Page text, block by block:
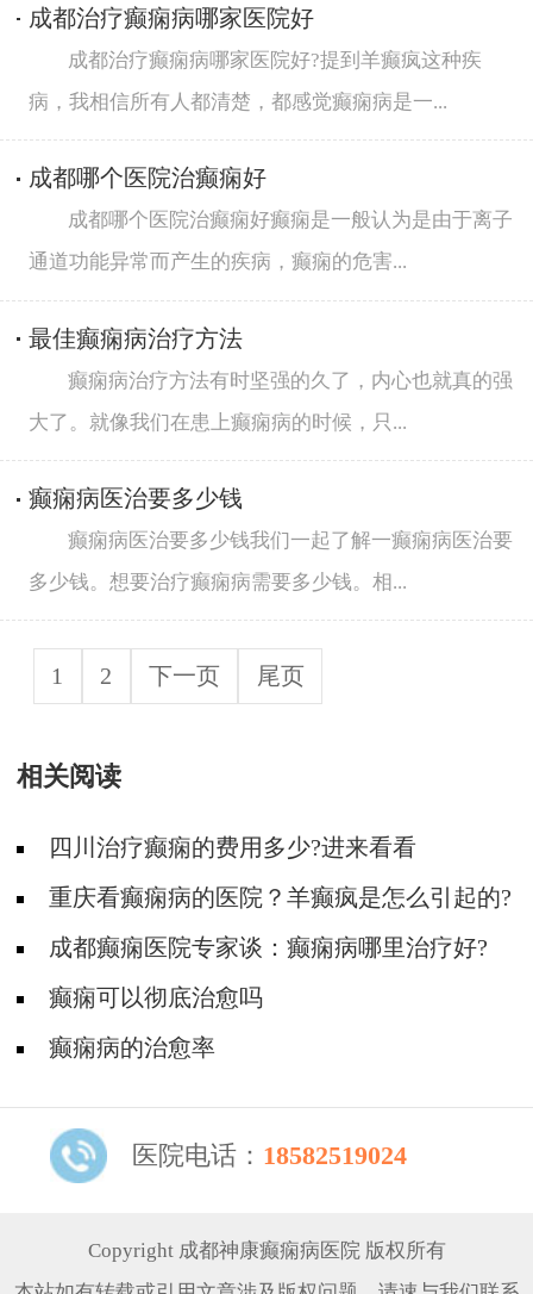
成都治疗癫痫病哪家医院好
成都治疗癫痫病哪家医院好?提到羊癫疯这种疾
病，我相信所有人都清楚，都感觉癫痫病是一...
成都哪个医院治癫痫好
成都哪个医院治癫痫好癫痫是一般认为是由于离子
通道功能异常而产生的疾病，癫痫的危害...
最佳癫痫病治疗方法
癫痫病治疗方法有时坚强的久了，内心也就真的强
大了。就像我们在患上癫痫病的时候，只...
癫痫病医治要多少钱
癫痫病医治要多少钱我们一起了解一癫痫病医治要
多少钱。想要治疗癫痫病需要多少钱。相...
1 2 下一页 尾页
相关阅读
四川治疗癫痫的费用多少?进来看看
重庆看癫痫病的医院？羊癫疯是怎么引起的?
成都癫痫医院专家谈：癫痫病哪里治疗好?
癫痫可以彻底治愈吗
癫痫病的治愈率
医院电话： 18582519024
Copyright 成都神康癫痫病医院 版权所有